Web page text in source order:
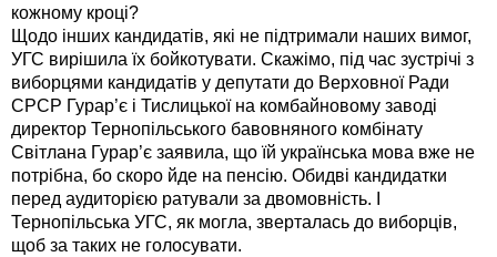
кожному кроці?
Щодо інших кандидатів, які не підтримали наших вимог,
УГС вирішила їх бойкотувати. Скажімо, під час зустрічі з
виборцями кандидатів у депутати до Верховної Ради
СРСР Гурар’є і Тислицької на комбайновому заводі
директор Тернопільського бавовняного комбінату
Світлана Гурар’є заявила, що їй українська мова вже не
потрібна, бо скоро йде на пенсію. Обидві кандидатки
перед аудиторією ратували за двомовність. І
Тернопільська УГС, як могла, зверталась до виборців,
щоб за таких не голосувати.